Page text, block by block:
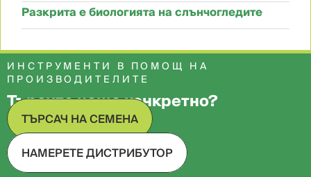
Разкрита е биологията на слънчогледите
ИНСТРУМЕНТИ В ПОМОЩ НА
ПРОИЗВОДИТЕЛИТЕ
Търсите нещо конкретно?
ТЪРСАЧ НА СЕМЕНА
НАМЕРЕТЕ ДИСТРИБУТОР